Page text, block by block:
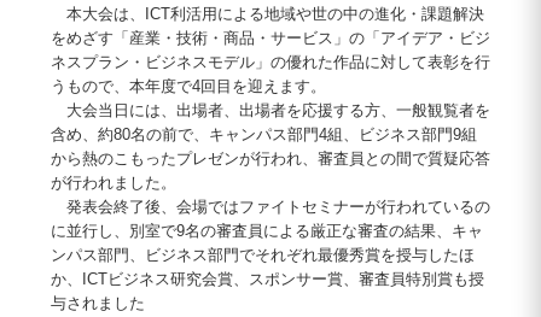
本大会は、ICT利活用による地域や世の中の進化・課題解決
をめざす「産業・技術・商品・サービス」の「アイデア・ビジ
ネスプラン・ビジネスモデル」の優れた作品に対して表彰を行
うもので、本年度で4回目を迎えます。
大会当日には、出場者、出場者を応援する方、一般観覧者を
含め、約80名の前で、キャンパス部門4組、ビジネス部門9組
から熱のこもったプレゼンが行われ、審査員との間で質疑応答
が行われました。
発表会終了後、会場ではファイトセミナーが行われているの
に並行し、別室で9名の審査員による厳正な審査の結果、キャ
ンパス部門、ビジネス部門でそれぞれ最優秀賞を授与したほ
か、ICTビジネス研究会賞、スポンサー賞、審査員特別賞も授
与されました